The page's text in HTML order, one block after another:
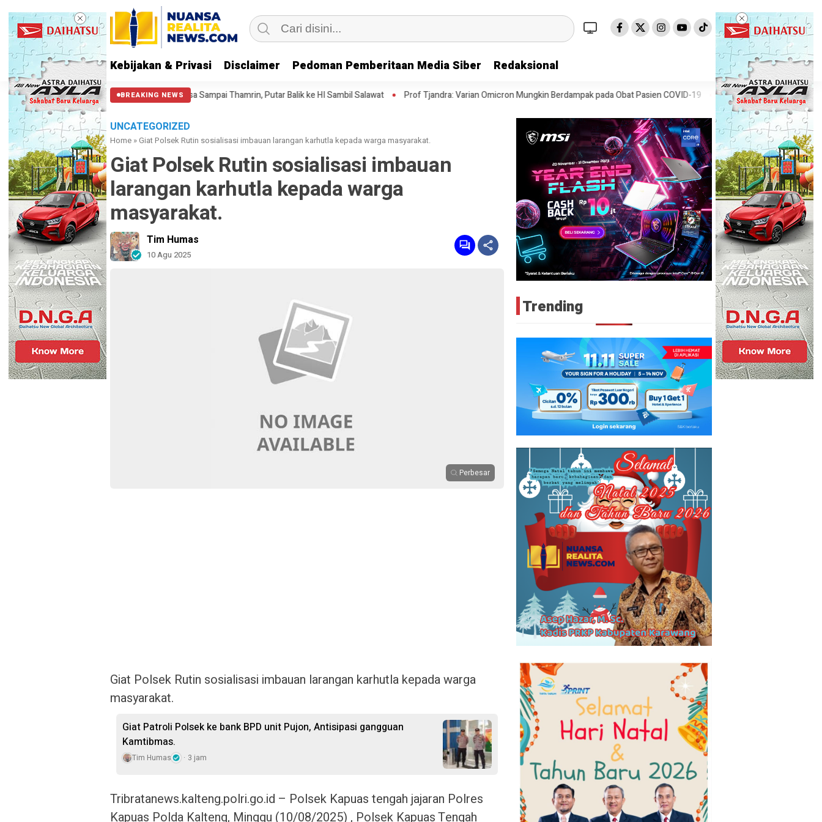
Kebijakan & Privasi Disclaimer Pedoman Pemberitaan Media Siber Redaksional
BREAKING NEWS
Massa Reuni 212 Hanya Bisa Sampai Thamrin, Putar Balik ke HI Sambil Salawat Prof Tjandra: Varian Omicron Mungkin Berdampak pada Obat Pasien COVID-19 Speedboat Bawa 23 Migran Tenggelam di
UNCATEGORIZED
Home »Giat Polsek Rutin sosialisasi imbauan larangan karhutla kepada warga masyarakat.
Giat Polsek Rutin sosialisasi imbauan
larangan karhutla kepada warga
masyarakat.
Tim Humas
10 Agu 2025
Perbesar
Giat Polsek Rutin sosialisasi imbauan larangan karhutla kepada warga
masyarakat.
Giat Patroli Polsek ke bank BPD unit Pujon, Antisipasi gangguan
Kamtibmas.
Tim Humas 3 jam
Tribratanews.kalteng.polri.go.id – Polsek Kapuas tengah jajaran Polres
Kapuas Polda Kalteng, Minggu (10/08/2025) , Polsek Kapuas Tengah
Trending